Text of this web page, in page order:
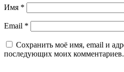
Имя *
Email *
Сохранить моё имя, email и
последующих моих комментариев.